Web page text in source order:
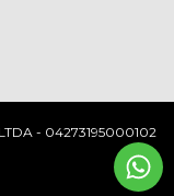
- 04273195000102